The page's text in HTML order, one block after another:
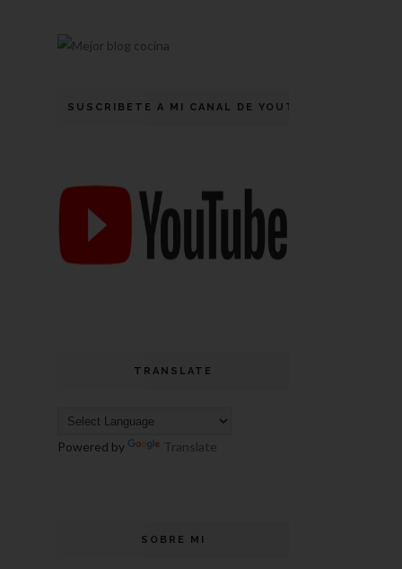
SUSCRIBETE A MI CANAL DE YOUTUBE
TRANSLATE
Powered by Translate
SOBRE MI